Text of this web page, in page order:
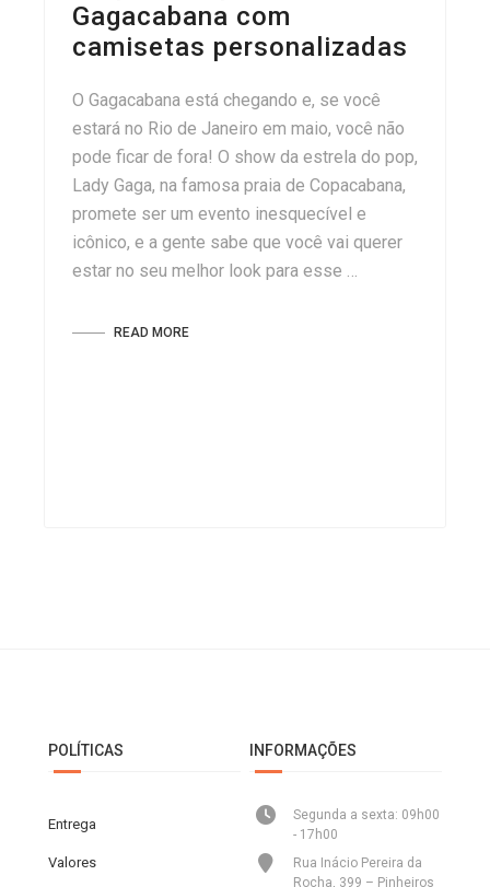
Gagacabana com
camisetas personalizadas
O Gagacabana está chegando e, se você
estará no Rio de Janeiro em maio, você não
pode ficar de fora! O show da estrela do pop,
Lady Gaga, na famosa praia de Copacabana,
promete ser um evento inesquecível e
icônico, e a gente sabe que você vai querer
estar no seu melhor look para esse …
READ MORE
POLÍTICAS
Entrega
Valores
INFORMAÇÕES
Segunda a sexta: 09h00
- 17h00
Rua Inácio Pereira da
Rocha, 399 – Pinheiros